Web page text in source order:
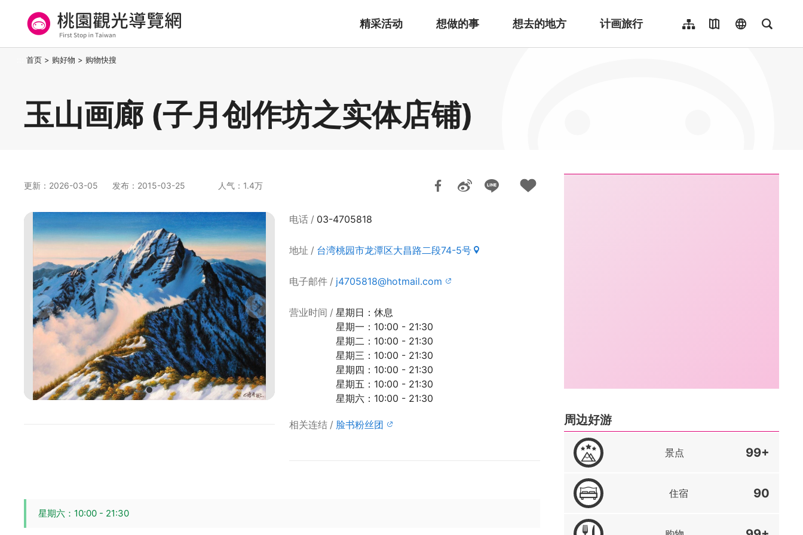
要
桃园观光导览网
精采活动 想做的事 想去的地方 计画旅行
网站导览地图导览language全文检
首页 > 购好物 > 购物快搜
玉山画廊 (子月创作坊之实体店铺)
更新：2026-03-05 发布：2015-03-25 人气：1.4万
电话 03-4705818
地址 台湾桃园市龙潭区大昌路二段74-5号
电子邮件 j4705818@hotmail.com
营业时间
星期日：休息
星期一：10:00 - 21:30
星期二：10:00 - 21:30
星期三：10:00 - 21:30
星期四：10:00 - 21:30
星期五：10:00 - 21:30
星期六：10:00 - 21:30
相关连结 脸书粉丝团
星期六：10:00 - 21:30
:::
周边好游
景点 99+
住宿 90